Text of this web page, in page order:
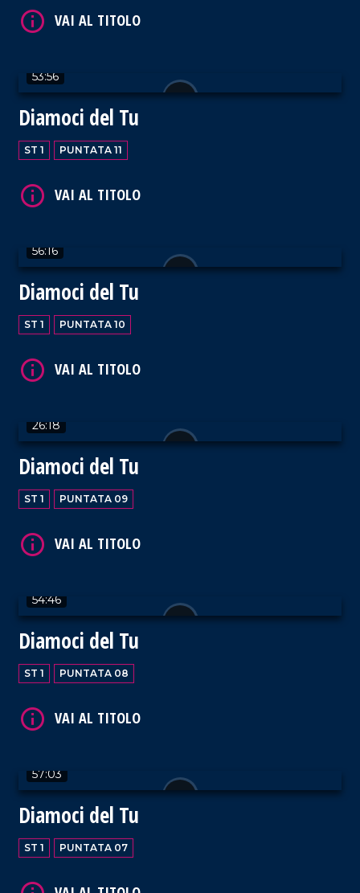
53:56
Diamoci del Tu
ST 1 PUNTATA 11
56:16
Diamoci del Tu
ST 1 PUNTATA 10
26:18
Diamoci del Tu
ST 1 PUNTATA 09
54:46
Diamoci del Tu
ST 1 PUNTATA 08
57:03
Diamoci del Tu
ST 1 PUNTATA 07
VAI AL TITOLO
VAI AL TITOLO
VAI AL TITOLO